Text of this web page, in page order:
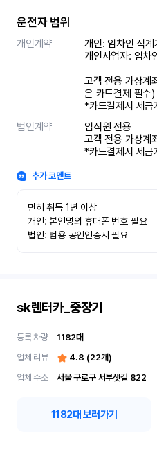
운전자 범위
개인계약
개인: 임차인 직계
개인사업자: 임차
고객 전용 가상계
은 카드결제 필수)
*카드결제시 세금
법인계약
임직원 전용
고객 전용 가상계
*카드결제시 세금
추가 코멘트
면허 취득 1년 이상
개인: 본인명의 휴대폰 번호 필요
법인: 범용 공인인증서 필요
sk렌터카_중장기
등록 차량 1182대
업체 리뷰
4.8 (22개)
업체 주소
서울 구로구 서부샛길 822
1182대 보러가기